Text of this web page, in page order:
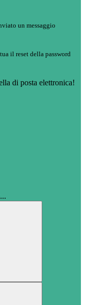
un messaggio
il reset della password
di posta elettronica!